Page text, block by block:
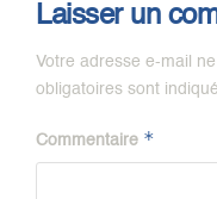
Laisser un
Votre adresse e-mail
obligatoires sont
Commentaire *